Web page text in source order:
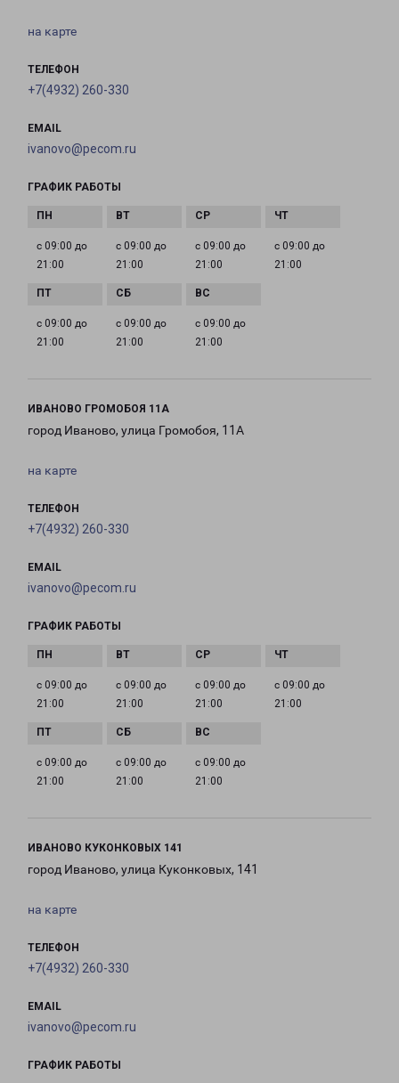
на карте
ТЕЛЕФОН
+7(4932) 260-330
EMAIL
ivanovo@pecom.ru
ГРАФИК РАБОТЫ
с 09:00 до
21:00
с 09:00 до
21:00
с 09:00 до
21:00
с 09:00 до
21:00
с 09:00 до
21:00
с 09:00 до
21:00
с 09:00 до
21:00
ИВАНОВО ГРОМОБОЯ 11А
город Иваново, улица Громобоя, 11А
на карте
ТЕЛЕФОН
+7(4932) 260-330
EMAIL
ivanovo@pecom.ru
ГРАФИК РАБОТЫ
с 09:00 до
21:00
с 09:00 до
21:00
с 09:00 до
21:00
с 09:00 до
21:00
с 09:00 до
21:00
с 09:00 до
21:00
с 09:00 до
21:00
ИВАНОВО КУКОНКОВЫХ 141
город Иваново, улица Куконковых, 141
на карте
ТЕЛЕФОН
+7(4932) 260-330
EMAIL
ivanovo@pecom.ru
ГРАФИК РАБОТЫ